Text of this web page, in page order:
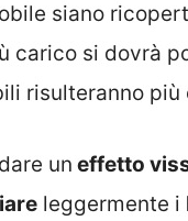
siano
carico si dovrà
risulteranno
un effetto
leggermente i